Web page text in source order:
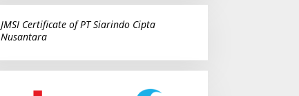
JMSI Certificate of PT Siarindo Cipta
Nusantara